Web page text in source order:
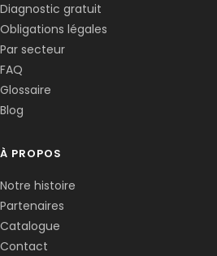
Diagnostic gratuit
Obligations légales
Par secteur
FAQ
Glossaire
Blog
À PROPOS
Notre histoire
Partenaires
Catalogue
Contact
Corentin · Easy to Change